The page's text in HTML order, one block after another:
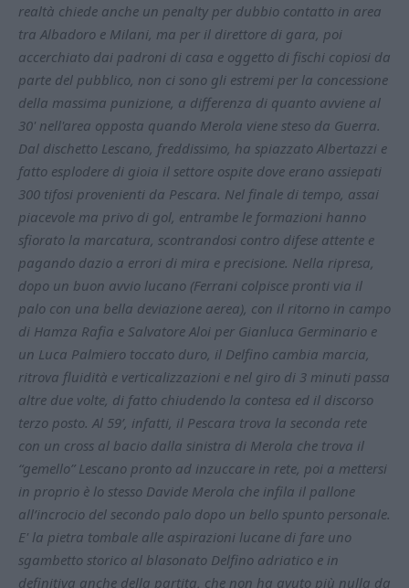
realtà chiede anche un penalty per dubbio contatto in area
tra Albadoro e Milani, ma per il direttore di gara, poi
accerchiato dai padroni di casa e oggetto di fischi copiosi da
parte del pubblico, non ci sono gli estremi per la concessione
della massima punizione, a differenza di quanto avviene al
30' nell'area opposta quando Merola viene steso da Guerra.
Dal dischetto Lescano, freddissimo, ha spiazzato Albertazzi e
fatto esplodere di gioia il settore ospite dove erano assiepati
300 tifosi provenienti da Pescara. Nel finale di tempo, assai
piacevole ma privo di gol, entrambe le formazioni hanno
sfiorato la marcatura, scontrandosi contro difese attente e
pagando dazio a errori di mira e precisione. Nella ripresa,
dopo un buon avvio lucano (Ferrani colpisce pronti via il
palo con una bella deviazione aerea), con il ritorno in campo
di Hamza Rafia e Salvatore Aloi per Gianluca Germinario e
un Luca Palmiero toccato duro, il Delfino cambia marcia,
ritrova fluidità e verticalizzazioni e nel giro di 3 minuti passa
altre due volte, di fatto chiudendo la contesa ed il discorso
terzo posto. Al 59’, infatti, il Pescara trova la seconda rete
con un cross al bacio dalla sinistra di Merola che trova il
“gemello” Lescano pronto ad inzuccare in rete, poi a mettersi
in proprio è lo stesso Davide Merola che infila il pallone
all’incrocio del secondo palo dopo un bello spunto personale.
E' la pietra tombale alle aspirazioni lucane di fare uno
sgambetto storico al blasonato Delfino adriatico e in
definitiva anche della partita, che non ha avuto più nulla da